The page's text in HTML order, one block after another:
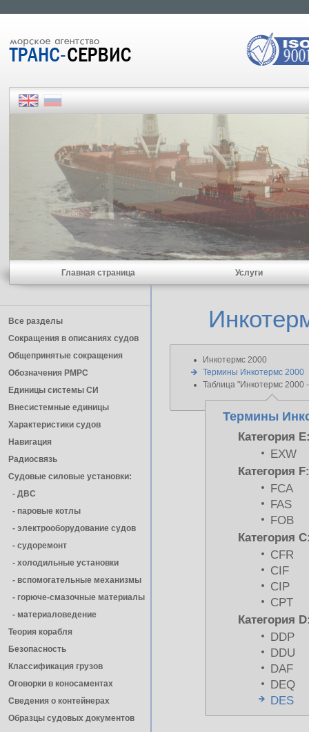
Главная страница Услуги
Все разделы
Сокращения в описаниях судов
Общепринятые сокращения
Обозначения РМРС
Единицы cистемы СИ
Внесистемные единицы
Характеристики судов
Навигация
Радиосвязь
Судовые силовые установки:
- ДВС
- паровые котлы
- электрооборудование судов
- cудоремонт
- холодильные установки
- вспомогательные механизмы
- горюче-смазочные материалы
- материаловедение
Теория корабля
Безопасность
Классификация грузов
Оговорки в коносаментах
Сведения о контейнерах
Образцы судовых документов
Инкотермс 2000
Термины Инкотермс 2000
Таблица "Инкотермс 2000
Термины
Категория
EXW
Категория
FCA
FAS
FOB
Категория
CFR
CIF
CIP
CPT
Категория
DDP
DDU
DAF
DEQ
DES